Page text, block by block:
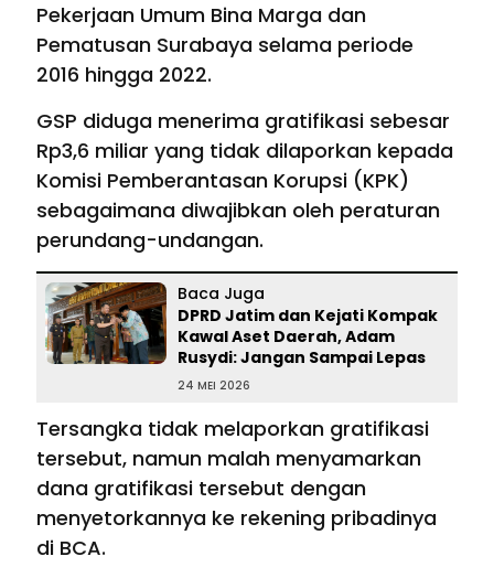
Pekerjaan Umum Bina Marga dan
Pematusan Surabaya selama periode
2016 hingga 2022.
GSP diduga menerima gratifikasi sebesar
Rp3,6 miliar yang tidak dilaporkan kepada
Komisi Pemberantasan Korupsi (KPK)
sebagaimana diwajibkan oleh peraturan
perundang-undangan.
Baca Juga
DPRD Jatim dan Kejati Kompak
Kawal Aset Daerah, Adam
Rusydi: Jangan Sampai Lepas
24 MEI 2026
Tersangka tidak melaporkan gratifikasi
tersebut, namun malah menyamarkan
dana gratifikasi tersebut dengan
menyetorkannya ke rekening pribadinya
di BCA.